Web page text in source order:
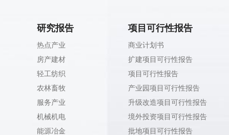
研究报告
热点产业
房产建材
轻工纺织
农林畜牧
服务产业
机械机电
能源冶金
项目可行性报告
商业计划书
扩建项目可行性报告
项目可行性报告
产业园项目可行性报告
升级改造项目可行性报告
境外投资项目可行性报告
批地项目可行性报告